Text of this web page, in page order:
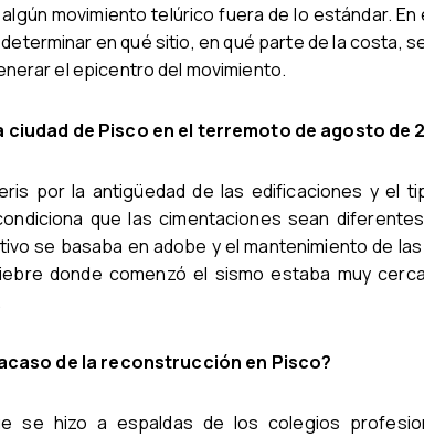
movimiento telúrico fuera de lo estándar.
en qué sitio, en qué parte de la costa,
el epicentro del movimiento.
de Pisco en el terremoto de agosto de
por la antigüedad de las edificaciones y el
que las cimentaciones sean
se basaba en adobe y el mantenimiento de
donde comenzó el sismo estaba muy
de la reconstrucción en Pisco?
se hizo a espaldas de los colegios